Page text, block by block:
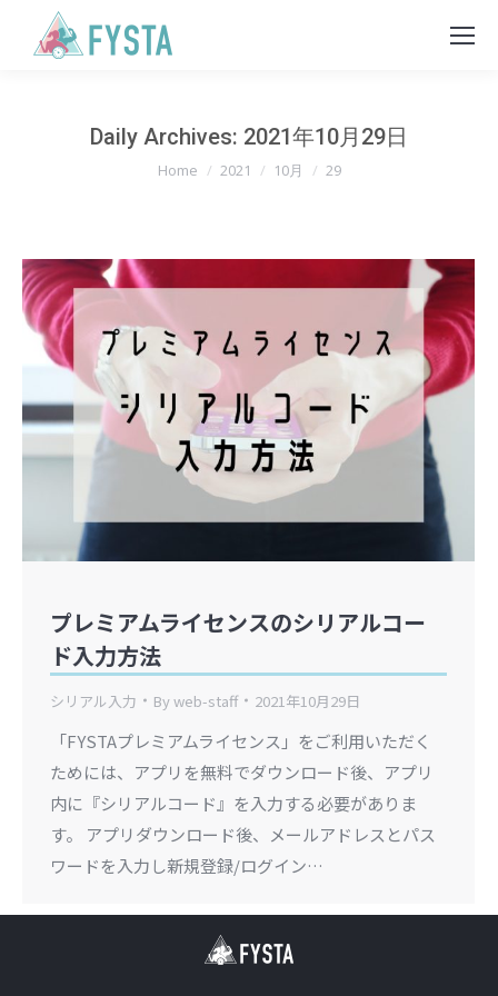
Daily Archives: 2021年10月29日
You are here:
Home 2021 10月 29
プレミアムライセンスのシリアルコー
ド入力方法
シリアル入力 Byweb-staff 2021年10月29日
「FYSTAプレミアムライセンス」をご利用いただく
ためには、アプリを無料でダウンロード後、アプリ
内に『シリアルコード』を入力する必要がありま
す。 アプリダウンロード後、メールアドレスとパス
ワードを入力し新規登録/ログイン…